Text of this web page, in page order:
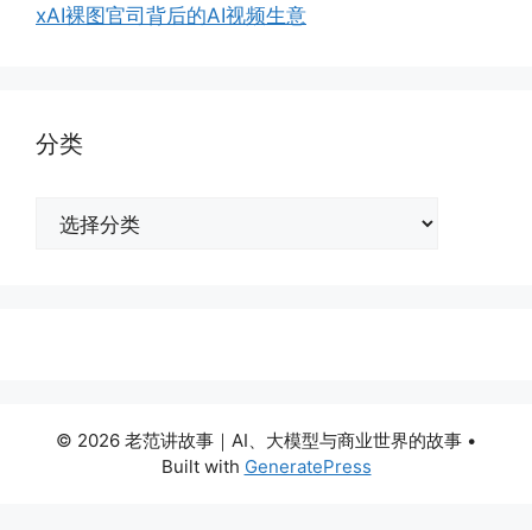
xAI裸图官司背后的AI视频生意
分类
© 2026 老范讲故事｜AI、大模型与商业世界的故事 •
Built with GeneratePress